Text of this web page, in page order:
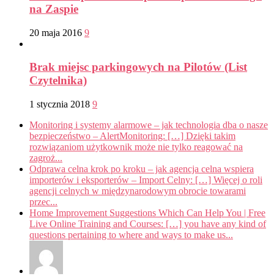
na Zaspie
20 maja 2016 9
Brak miejsc parkingowych na Pilotów (List
Czytelnika)
1 stycznia 2018 9
Monitoring i systemy alarmowe – jak technologia dba o nasze
bezpieczeństwo – AlertMonitoring: […] Dzięki takim
rozwiązaniom użytkownik może nie tylko reagować na
zagroż...
Odprawa celna krok po kroku – jak agencja celna wspiera
importerów i eksporterów – Import Celny: […] Więcej o roli
agencji celnych w międzynarodowym obrocie towarami
przec...
Home Improvement Suggestions Which Can Help You | Free
Live Online Training and Courses: […] you have any kind of
questions pertaining to where and ways to make us...